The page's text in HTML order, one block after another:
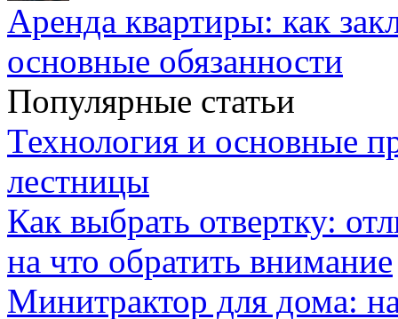
Аренда квартиры: как
основные обязанности
Популярные статьи
Технология и основные
лестницы
Как выбрать отвертку:
на что обратить внимание
Минитрактор для дома: